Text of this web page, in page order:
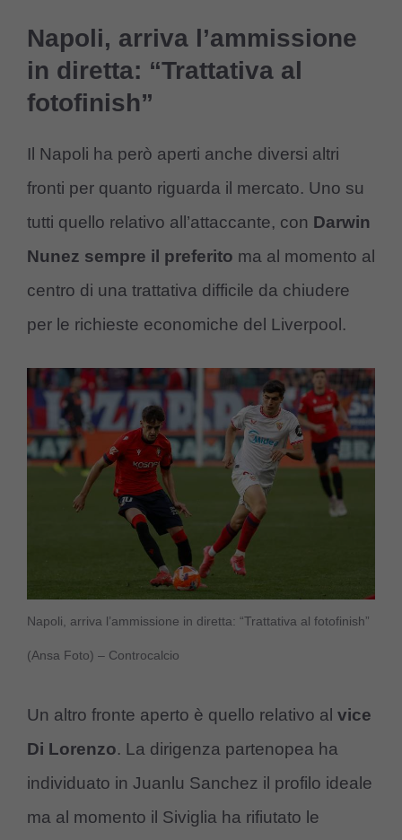
Napoli, arriva l’ammissione
in diretta: “Trattativa al
fotofinish”
Il Napoli ha però aperti anche diversi altri
fronti per quanto riguarda il mercato. Uno su
tutti quello relativo all’attaccante, con Darwin
Nunez sempre il preferito ma al momento al
centro di una trattativa difficile da chiudere
per le richieste economiche del Liverpool.
Napoli, arriva l’ammissione in diretta: “Trattativa al fotofinish”
(Ansa Foto) – Controcalcio
Un altro fronte aperto è quello relativo al vice
Di Lorenzo. La dirigenza partenopea ha
individuato in Juanlu Sanchez il profilo ideale
ma al momento il Siviglia ha rifiutato le